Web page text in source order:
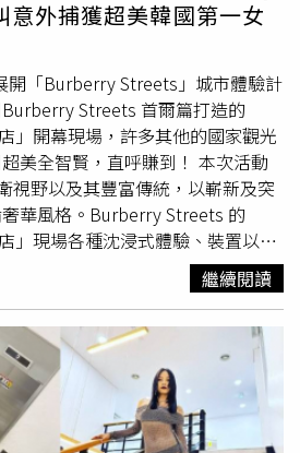
，對於先後和朴、李兩位女主角合
全相反的魅力。」並透露在這部戲
我們一起瞄準最佳情侶獎吧」。被
公約時，李世榮雖然了解近期韓劇
但還是頂著壓力回答：「身為主角
仁爀則跟著力挺：「如果世榮姐說
目標放在20%。」由於四位主演在
，分別演唱了李孝利
名字有關的歌曲，因而也以此訂下
收視率，四人將上傳今天各自演唱的
期待。《烈女朴氏契約結婚傳》
、六晚間十點半獨家與韓國同日
意外捕獲超美韓國第一女
開「Burberry Streets」城市體驗計
Streets 首爾篇打造的
」開幕現場，許多其他的國家觀光
美全智賢，直呼賺到！ 本次活動
視野以及其豐富傳統，以嶄新及突
華風格。Burberry Streets 的
」現場各種沈浸式體驗、裝置以及
的聖水洞。紫色玫瑰旗幟
指標，飄揚在聖水洞的街道與建築
Burberry 品牌標誌，玫瑰印花以及
（Equestrian Knight Design）。
전지현
踏入快閃店內，體驗
宮，迷宮裡的花瓣及莖葉等，皆為
繼續閱讀